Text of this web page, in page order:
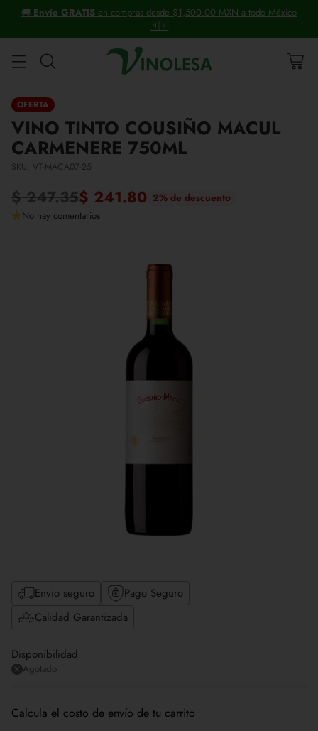
+30 años distribuyendo vinos y licores.
OFERTA
VINO TINTO COUSIÑO MACUL
CARMENERE 750ML
SKU: VT-MACA07-25
Precio
$ 247.35$ 241.80 2% de descuento
No hay comentarios
Envio seguro
Pago Seguro
Calidad Garantizada
Disponibilidad
Agotado
Calcula el costo de envío de tu carrito